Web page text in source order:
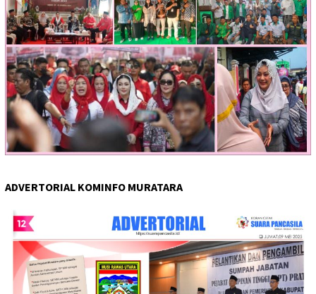
ADVERTORIAL KOMINFO MURATARA